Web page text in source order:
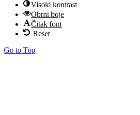
Visoki kontrast
Obrni boje
Čitak font
Reset
Go to Top